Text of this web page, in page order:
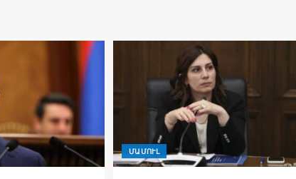
ՄԱՄՈՒԼ